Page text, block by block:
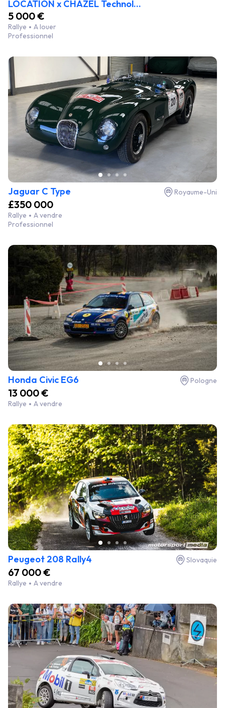
LOCATION x CHAZEL Technol...
5 000 €
Rallye
A louer
Professionnel
Jaguar C Type Royaume-Uni
£350 000
Rallye
A vendre
Professionnel
Honda Civic EG6 Pologne
13 000 €
Rallye A vendre
Peugeot 208 Rally4 Slovaquie
67 000 €
Rallye A vendre